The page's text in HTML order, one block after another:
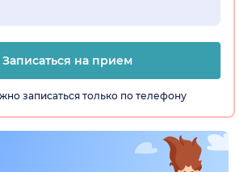
Записаться на прием
записаться только по телефону